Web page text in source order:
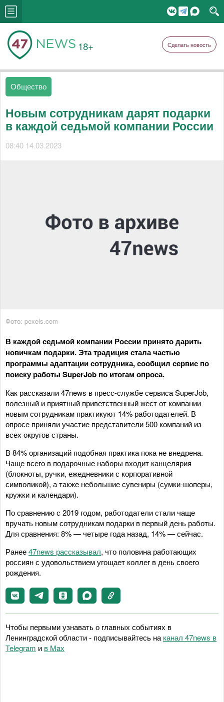
18+ Сделать новость
Общество
Новым сотрудникам дарят подарки
в каждой седьмой компании России
08:40 14.03.2023
Фото: pexels.com
В каждой седьмой компании России принято дарить
новичкам подарки. Эта традиция стала частью
программы адаптации сотрудника, сообщил сервис по
поиску работы SuperJob по итогам опроса.
Как рассказали 47news в пресс-службе сервиса SuperJob,
полезный и приятный приветственный жест от компании
новым сотрудникам практикуют 14% работодателей. В
опросе приняли участие представители 500 компаний из
всех округов страны.
В 84% организаций подобная практика пока не внедрена.
Чаще всего в подарочные наборы входит канцелярия
(блокноты, ручки, ежедневники с корпоративной
символикой), а также небольшие сувениры (сумки-шоперы,
кружки и календари).
По сравнению с 2019 годом, работодатели стали чаще
вручать новым сотрудникам подарки в первый день работы.
Для сравнения: 8% — четыре года назад, 14% — сейчас.
Ранее47news рассказывал, что половина работающих
россиян с удовольствием угощает коллег в день своего
рождения.
Чтобы первыми узнавать о главных событиях в
Ленинградской области - подписывайтесь на канал 47news в
Telegram и в Maх